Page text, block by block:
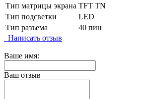
Тип матрицы экрана TFT TN
Тип подсветки
LED
Тип разъема
40 пин
Написать отзыв
Ваше имя:
Ваш отзыв